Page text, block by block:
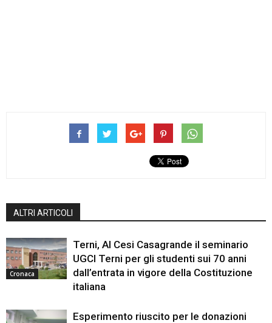
ALTRI ARTICOLI
Cronaca
Terni, Al Cesi Casagrande il seminario
UGCI Terni per gli studenti sui 70 anni
dall’entrata in vigore della Costituzione
italiana
Esperimento riuscito per le donazioni